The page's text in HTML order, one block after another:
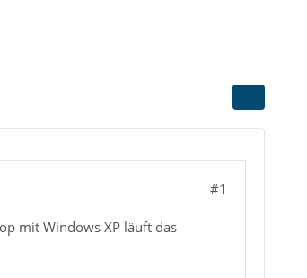
#1
mit Windows XP läuft das